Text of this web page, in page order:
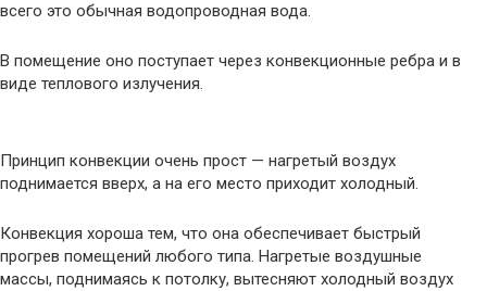
всего это обычная водопроводная вода.
В помещение оно поступает через конвекционные ребра и в
виде теплового излучения.
Принцип конвекции очень прост — нагретый воздух
поднимается вверх, а на его место приходит холодный.
Конвекция хороша тем, что она обеспечивает быстрый
прогрев помещений любого типа. Нагретые воздушные
массы, поднимаясь к потолку, вытесняют холодный воздух